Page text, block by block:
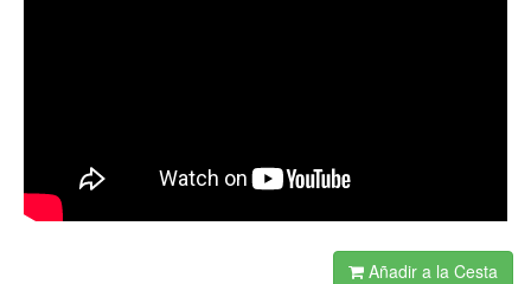
Añadir a la Cesta